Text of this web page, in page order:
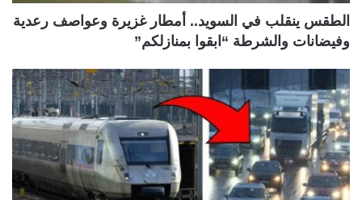
الطقس ينقلب في السويد.. أمطار غزيرة وعواصف رعدية
وفيضانات والشرطة “ابقوا بمنازلكم”